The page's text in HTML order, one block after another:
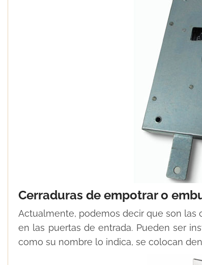
Cerraduras de empotrar o
Actualmente, podemos decir que son las
en las puertas de entrada. Pueden ser
como su nombre lo indica, se colocan